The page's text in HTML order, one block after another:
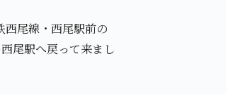
尾線・西尾駅前の
尾駅へ戻って来まし